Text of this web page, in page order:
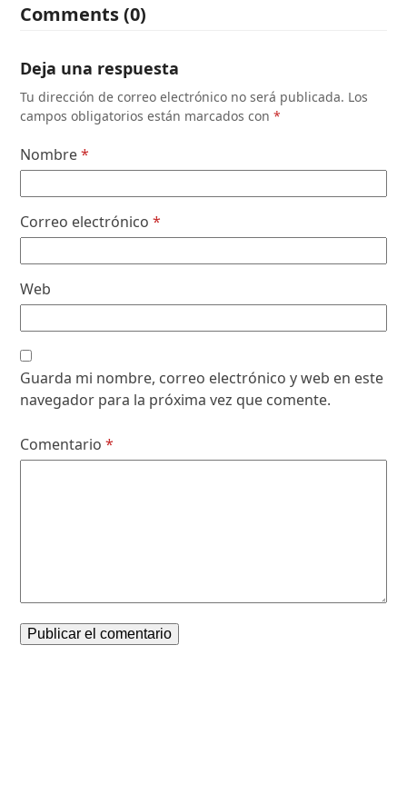
Comments (0)
Deja una respuesta
Tu dirección de correo electrónico no será publicada. Los
campos obligatorios están marcados con*
Nombre*
Correo electrónico*
Web
Guarda mi nombre, correo electrónico y web en este
navegador para la próxima vez que comente.
Comentario*